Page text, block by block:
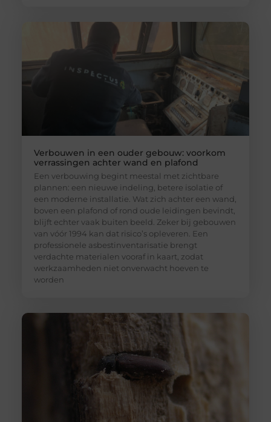
Verbouwen in een ouder gebouw: voorkom
verrassingen achter wand en plafond
Een verbouwing begint meestal met zichtbare
plannen: een nieuwe indeling, betere isolatie of
een moderne installatie. Wat zich achter een wand,
boven een plafond of rond oude leidingen bevindt,
blijft echter vaak buiten beeld. Zeker bij gebouwen
van vóór 1994 kan dat risico’s opleveren. Een
professionele asbestinventarisatie brengt
verdachte materialen vooraf in kaart, zodat
werkzaamheden niet onverwacht hoeven te
worden